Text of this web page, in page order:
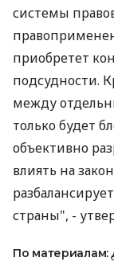
системы
приобретет
подсудности.
между
только будет
объективно
влиять на
страны", -
По материалам: